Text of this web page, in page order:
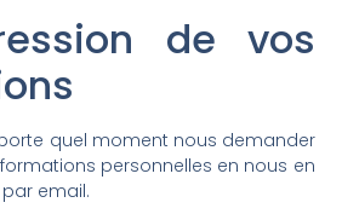
de vos
quel moment nous demander
personnelles en nous en
email.